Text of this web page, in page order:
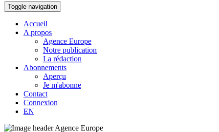
Toggle navigation
Accueil
A propos
Agence Europe
Notre publication
La rédaction
Abonnements
Aperçu
Je m'abonne
Contact
Connexion
EN